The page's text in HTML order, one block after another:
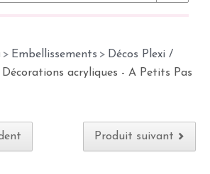
> Embellissements > Décos Plexi /
Décorations acryliques - A Petits Pas
Produit suivant